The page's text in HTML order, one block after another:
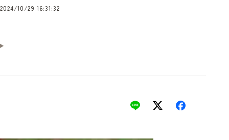
2024/10/29 16:31:32